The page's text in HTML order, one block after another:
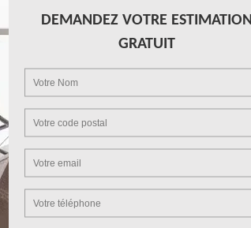
DEMANDEZ VOTRE ESTIMATION
GRATUIT